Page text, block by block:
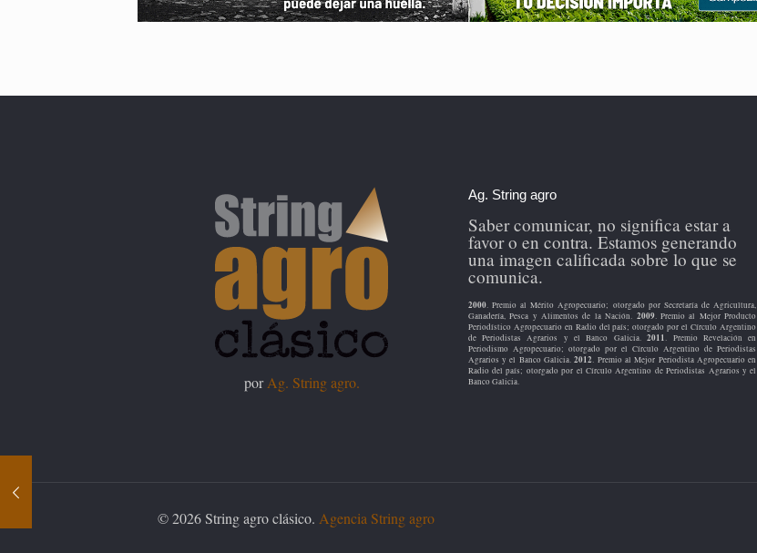
porAg. String agro.
Ag. String agro
Saber comunicar, no significa estar a
favor o en contra. Estamos generando
una imagen calificada sobre lo que se
comunica.
2000. Premio al Mérito Agropecuario; otorgado por Secretaría de Agricultura,
Ganadería, Pesca y Alimentos de la Nación. 2009. Premio al Mejor Producto
Periodístico Agropecuario en Radio del país; otorgado por el Círculo Argentino
de Periodistas Agrarios y el Banco Galicia.2011. Premio Revelación en
Periodismo Agropecuario; otorgado por el Círculo Argentino de Periodistas
Agrarios y el Banco Galicia.2012. Premio al Mejor Periodista Agropecuario en
Radio del país; otorgado por el Círculo Argentino de Periodistas Agrarios y el
Banco Galicia.
© 2026 String agro clásico. Agencia String agro